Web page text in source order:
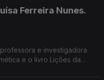
Ferreira Nunes.
e investigadora
e o livro Lições da